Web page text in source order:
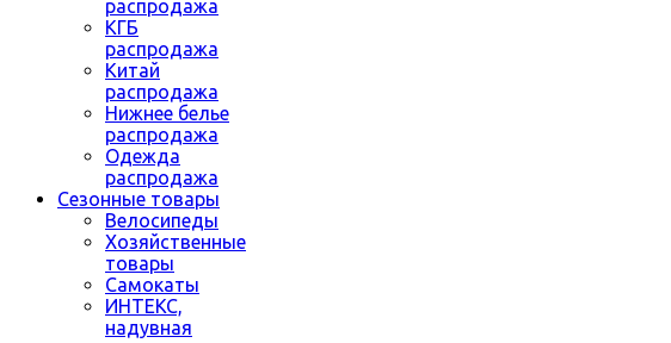
распродажа
КГБ
распродажа
Китай
распродажа
Нижнее белье
распродажа
Одежда
распродажа
Сезонные товары
Велосипеды
Хозяйственные
товары
Самокаты
ИНТЕКС,
надувная